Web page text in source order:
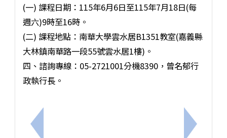
上一筆：《滑手機前先想一下！你的數位安全指南》
(一) 課程日期：115年6月6日至115年7月18日(每
週六)9時至16時。
(二) 課程地點：南華大學雲水居B1351教室(嘉義縣
大林鎮南華路一段55號雲水居1樓)。
四、諮詢專線：05-2721001分機8390，曾名郁行
政執行長。
下一筆：